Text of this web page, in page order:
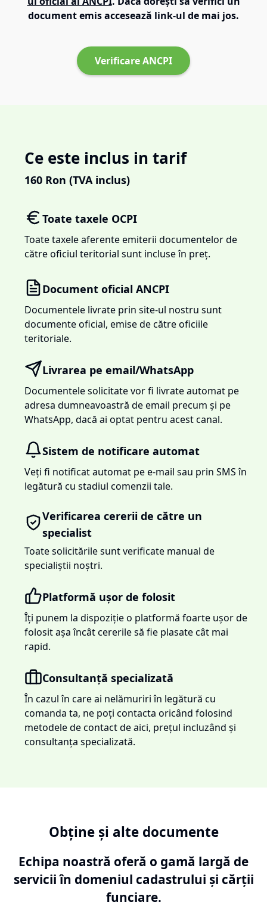
document emis accesează link-ul de mai jos.
Verificare ANCPI
Ce este inclus in tarif
160 Ron (TVA inclus)
Toate taxele OCPI
Toate taxele aferente emiterii documentelor de
către oficiul teritorial sunt incluse în preț.
Document oficial ANCPI
Documentele livrate prin site-ul nostru sunt
documente oficial, emise de către oficiile
teritoriale.
Livrarea pe email/WhatsApp
Documentele solicitate vor fi livrate automat pe
adresa dumneavoastră de email precum și pe
WhatsApp, dacă ai optat pentru acest canal.
Sistem de notificare automat
Veți fi notificat automat pe e-mail sau prin SMS în
legătură cu stadiul comenzii tale.
Verificarea cererii de către un
specialist
Toate solicitările sunt verificate manual de
specialiștii noștri.
Platformă ușor de folosit
Îți punem la dispoziție o platformă foarte ușor de
folosit așa încât cererile să fie plasate cât mai
rapid.
Consultanță specializată
În cazul în care ai nelămuriri în legătură cu
comanda ta, ne poți contacta oricând folosind
metodele de contact de aici, prețul incluzând și
consultanța specializată.
Obține și alte documente
Echipa noastră oferă o gamă largă de
servicii în domeniul cadastrului și cărții
funciare.